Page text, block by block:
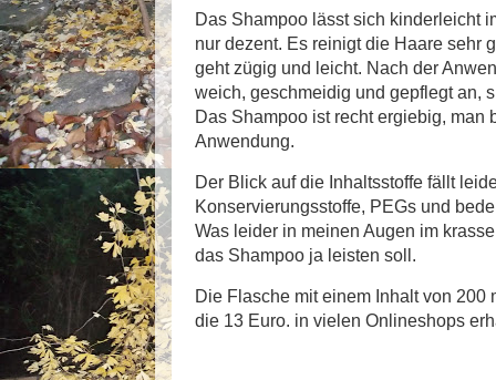
Das Shampoo lässt sich kinderleicht
nur dezent. Es reinigt die Haare sehr
geht zügig und leicht. Nach der
weich, geschmeidig und gepflegt an,
Das Shampoo ist recht ergiebig, man
Anwendung.
Der Blick auf die Inhaltsstoffe fällt
Konservierungsstoffe, PEGs und
Was leider in meinen Augen im
das Shampoo ja leisten soll.
Die Flasche mit einem Inhalt von 200
die 13 Euro. in vielen Onlineshops